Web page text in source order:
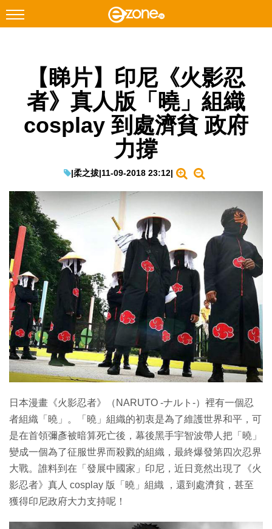
Facebook Instagram
科技焦點
網絡生活
EduTech
IT Times
生成式AI與雲端應用
Enterprise Digital Transformation
特集
【睇片】印尼《火影忍
者》真人版「曉」組織
cosplay 到處濟貧 政府
力撐
|柔之拔|11-09-2018 23:12|
日本漫畫《火影忍者》（NARUTO -ナルト-）裡有一個忍
者組織「曉」。「曉」組織的初衷是為了維護世界和平，可
是在首領彌彥被暗算死亡後，幕後黑手宇智波帶人把「曉」
變成一個為了征服世界而殺戮的組織，最終爆發第四次忍界
大戰。誰料到在「發展中國家」印尼，近日竟然出現了《火
影忍者》真人 cosplay 版「曉」組織 ，還到處濟貧，甚至
獲得印尼政府大力支持呢！